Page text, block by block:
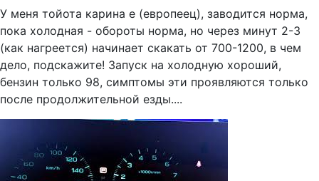
У меня тойота карина е (европеец), заводится норма,
пока холодная - обороты норма, но через минут 2-3
(как нагреется) начинает скакать от 700-1200, в чем
дело, подскажите! Запуск на холодную хороший,
бензин только 98, симптомы эти проявляются только
после продолжительной езды....